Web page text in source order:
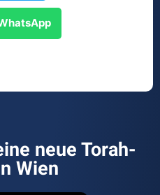
neue Torah-
Wien